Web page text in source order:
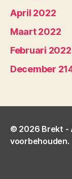
April 2022
Maart 2022
Februari 2022
December
© 2026 Brekt -
voorbehouden.